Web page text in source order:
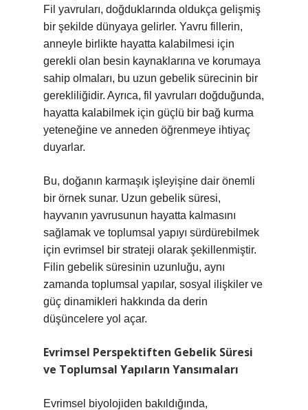
Fil yavruları, doğduklarında oldukça gelişmiş
bir şekilde dünyaya gelirler. Yavru fillerin,
anneyle birlikte hayatta kalabilmesi için
gerekli olan besin kaynaklarına ve korumaya
sahip olmaları, bu uzun gebelik sürecinin bir
gerekliliğidir. Ayrıca, fil yavruları doğduğunda,
hayatta kalabilmek için güçlü bir bağ kurma
yeteneğine ve anneden öğrenmeye ihtiyaç
duyarlar.
Bu, doğanın karmaşık işleyişine dair önemli
bir örnek sunar. Uzun gebelik süresi,
hayvanın yavrusunun hayatta kalmasını
sağlamak ve toplumsal yapıyı sürdürebilmek
için evrimsel bir strateji olarak şekillenmiştir.
Filin gebelik süresinin uzunluğu, aynı
zamanda toplumsal yapılar, sosyal ilişkiler ve
güç dinamikleri hakkında da derin
düşüncelere yol açar.
Evrimsel Perspektiften Gebelik Süresi
ve Toplumsal Yapıların Yansımaları
Evrimsel biyolojiden bakıldığında,